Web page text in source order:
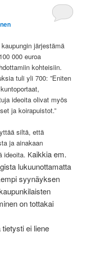
järjestämä
000 euroa
kohteisiin.
tuli yli 700: ”Eniten
ideoita olivat myös
ja koirapuistot.”
siltä, että
ja ainakaan
ideoita. Kaikkia em.
lukuunottamatta
syynäyksen
on tottakai
ei liene